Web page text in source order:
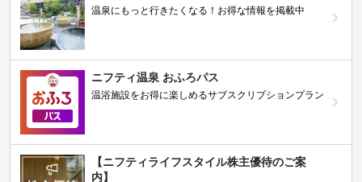
温泉にもっと行きたくなる！お得な情報を掲載中
ニフティ温泉 おふろパス
温浴施設をお得に楽しめるサブスクリプションプラン
【ニフティライフスタイル株主優待のご案
内】